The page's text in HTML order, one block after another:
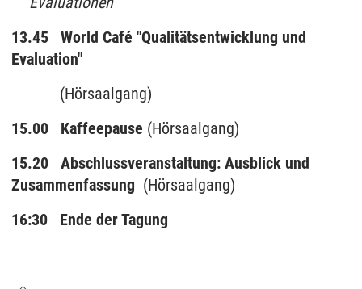
13.45
World Café "Qualitätsentwicklung und
Evaluation"
(Hörsaalgang)
15.00
Kaffeepause (Hörsaalgang)
15.20
Abschlussveranstaltung: Ausblick und
Zusammenfassung (Hörsaalgang)
16:30 Ende der Tagung